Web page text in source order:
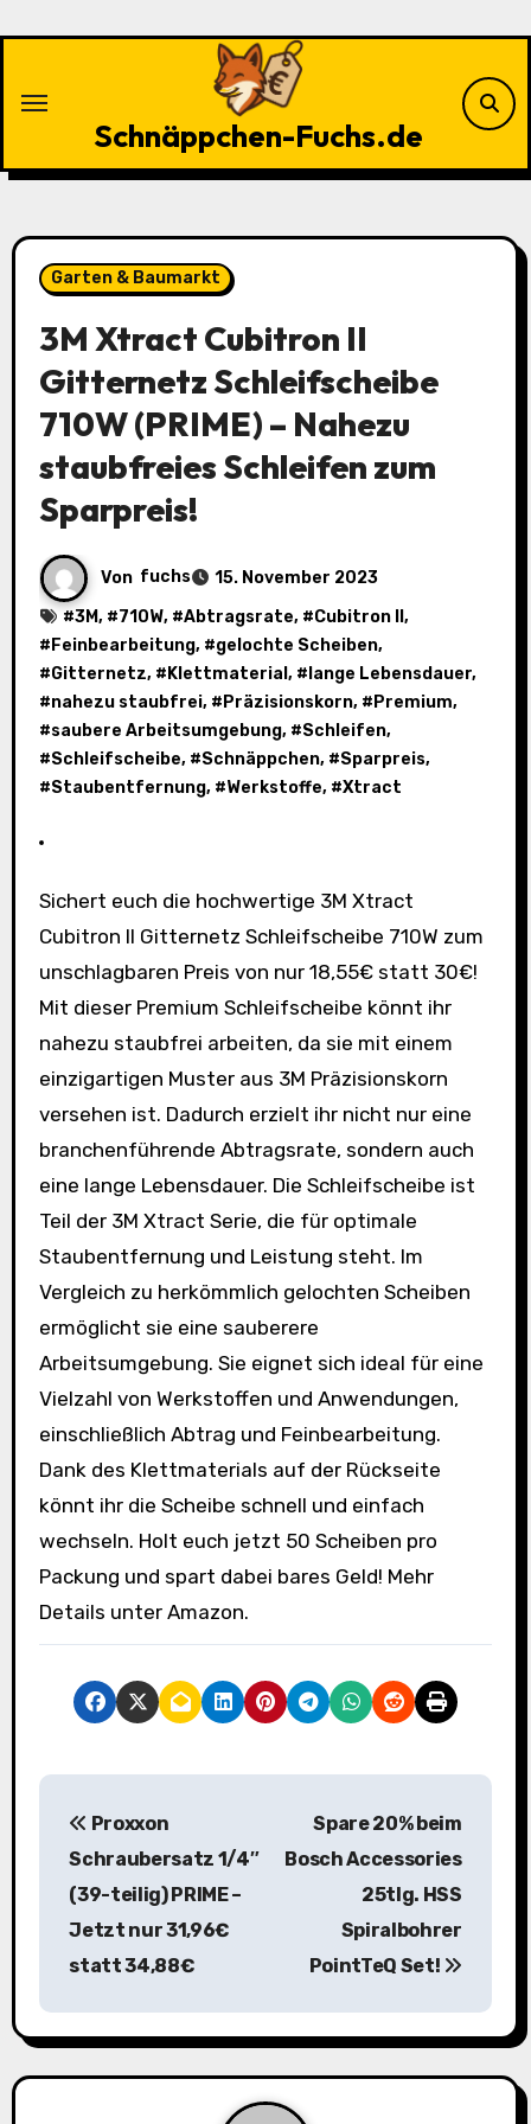
Schnäppchen-Fuchs.de
Garten & Baumarkt
3M Xtract Cubitron II
Gitternetz Schleifscheibe
710W (PRIME) – Nahezu
staubfreies Schleifen zum
Sparpreis!
Von fuchs
15. November 2023
#3M, #710W, #Abtragsrate, #Cubitron II ,
# Feinbearbeitung, #gelochte Scheiben,
#Gitternetz, # Klettmaterial , # lange Lebensdauer,
#nahezu staubfrei, # Präzisionskorn, # Premium,
#saubere Arbeitsumgebung, #Schleifen,
#Schleifscheibe, #Schnäppchen, #Sparpreis,
#Staubentfernung, #Werkstoffe, #Xtract
Sichert euch die hochwertige 3M Xtract
Cubitron II Gitternetz Schleifscheibe 710W zum
unschlagbaren Preis von nur 18,55€ statt 30€!
Mit dieser Premium Schleifscheibe könnt ihr
nahezu staubfrei arbeiten, da sie mit einem
einzigartigen Muster aus 3M Präzisionskorn
versehen ist. Dadurch erzielt ihr nicht nur eine
branchenführende Abtragsrate, sondern auch
eine lange Lebensdauer. Die Schleifscheibe ist
Teil der 3M Xtract Serie, die für optimale
Staubentfernung und Leistung steht. Im
Vergleich zu herkömmlich gelochten Scheiben
ermöglicht sie eine sauberere
Arbeitsumgebung. Sie eignet sich ideal für eine
Vielzahl von Werkstoffen und Anwendungen,
einschließlich Abtrag und Feinbearbeitung.
Dank des Klettmaterials auf der Rückseite
könnt ihr die Scheibe schnell und einfach
wechseln. Holt euch jetzt 50 Scheiben pro
Packung und spart dabei bares Geld! Mehr
Details unter Amazon.
B
a
g
Proxxon
Schraubersatz 1/4″
(39-teilig) PRIME –
Jetzt nur 31,96€
statt 34,88€
Spare 20% beim
Bosch Accessories
25tlg. HSS
Spiralbohrer
PointTeQ Set!